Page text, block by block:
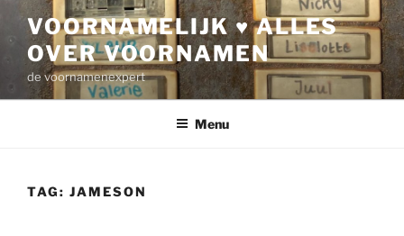
inhoud
VOORNAMELIJK ♥ ALLES
OVER VOORNAMEN
de voornamenexpert
Menu
TAG: JAMESON